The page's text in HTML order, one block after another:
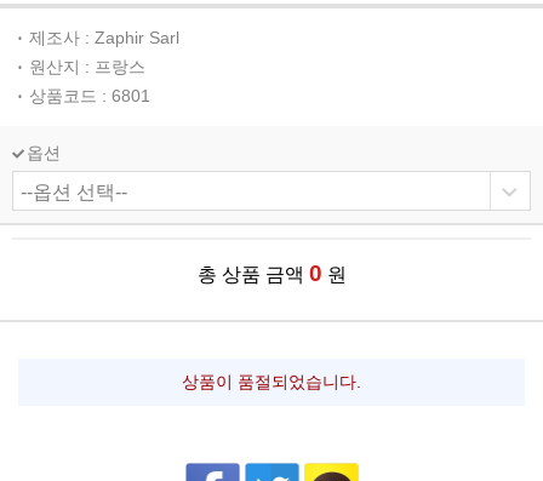
제조사 : Zaphir Sarl
원산지 : 프랑스
상품코드 : 6801
옵션
총 상품 금액 0 원
상품이 품절되었습니다.